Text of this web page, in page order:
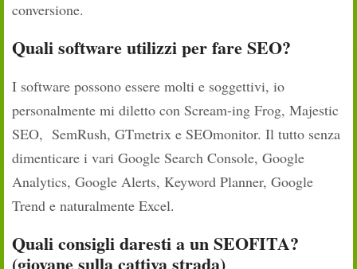
conversione.
Quali software utilizzi per fare SEO?
I software possono essere molti e soggettivi, io
personalmente mi diletto con Scream-ing Frog, Majestic
SEO, SemRush, GTmetrix e SEOmonitor. Il tutto senza
dimenticare i vari Google Search Console, Google
Analytics, Google Alerts, Keyword Planner, Google
Trend e naturalmente Excel.
Quali consigli daresti a un SEOFITA?